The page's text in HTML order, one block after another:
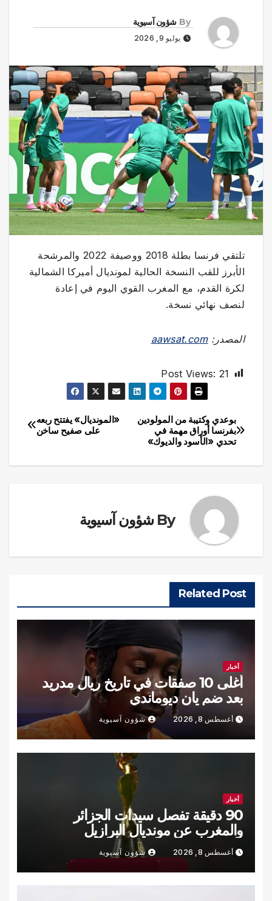
By شؤون آسيوية
يوليو 9, 2026
تلتقي فرنسا بطلة 2018 ووصيفة 2022 والمرشحة
الأبرز للقب النسخة الحالية لمونديال أميركا الشمالية
لكرة القدم، مع المغرب القوي اليوم في إعادة
لنصف نهائي نسخة.
المصدر:aawsat.com
Post Views: 21
تصفّح
المقالات
«المونديال» يفتتح ربعه
على صفيح ساخن
بوعدي وكتيبة من المولودين
بفرنسا أوراق مهمة في
تحدي «الأسود والديوك»
By شؤون آسيوية
Related Post
أخبار
أغلى 10 صفقات في تاريخ ريال مدريد
بعد ضم يان ديوماندي
أغسطس 8, 2026 شؤون آسيوية
أخبار
90 دقيقة تفصل سيدات الجزائر
والمغرب عن مونديال البرازيل
أغسطس 8, 2026 شؤون آسيوية